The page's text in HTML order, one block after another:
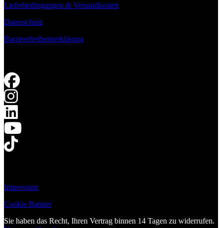
Lieferbedingungen & Versandkosten
Datenschutz
Barrierefreiheitserklärung
Impressum
Cookie Banner
Sie haben das Recht, Ihren Vertrag binnen 14 Tagen zu widerrufen.